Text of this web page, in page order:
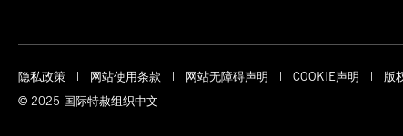
隐私政策 网站使用条款 网站无障碍声明 COOKIE声明
版
© 2025 国际特赦组织中文